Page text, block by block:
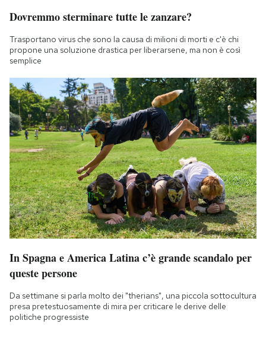
Dovremmo sterminare tutte le zanzare?
Trasportano virus che sono la causa di milioni di morti e c'è chi
propone una soluzione drastica per liberarsene, ma non è così
semplice
In Spagna e America Latina c’è grande scandalo per
queste persone
Da settimane si parla molto dei "therians", una piccola sottocultura
presa pretestuosamente di mira per criticare le derive delle
politiche progressiste